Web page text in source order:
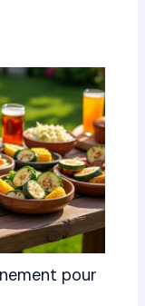
pour